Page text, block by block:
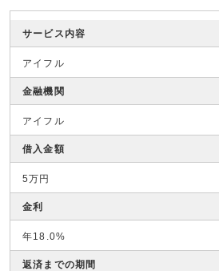
サービス内容
アイフル
金融機関
アイフル
借入金額
5万円
金利
年18.0%
返済までの期間